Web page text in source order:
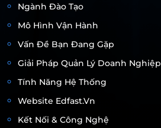
Ngành Đào Tạo
Mô Hình Vận Hành
Vấn Đề Bạn Đang Gặp
Giải Pháp Quản Lý Doanh Nghiệp
Tính Năng Hệ Thống
Website Edfast.vn
Kết Nối & Công Nghệ